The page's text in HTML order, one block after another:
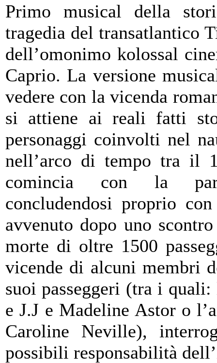
Primo musical della
tragedia del transatlantico
dell’omonimo kolossal
Caprio. La versione
vedere con la vicenda
si attiene ai reali fatti
personaggi coinvolti nel
nell’arco di tempo tra il
comincia con la
concludendosi proprio
avvenuto dopo uno
morte di oltre 1500
vicende di alcuni membri
suoi passeggeri (tra i
e J.J e Madeline Astor o
Caroline Neville),
possibili responsabilità